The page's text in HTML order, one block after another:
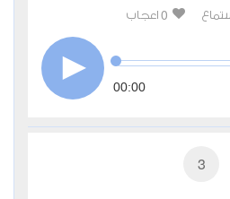
0 اعجاب
00:00
3